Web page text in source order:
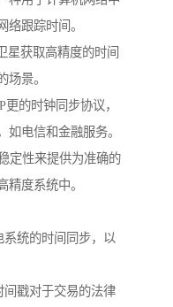
络跟踪时间。
星获取高精度的时间
场景。
的时钟同步协议，
电信和金融服务。
定性来提供为准确的
精度系统中。
统的时间同步，以
戳对于交易的法律